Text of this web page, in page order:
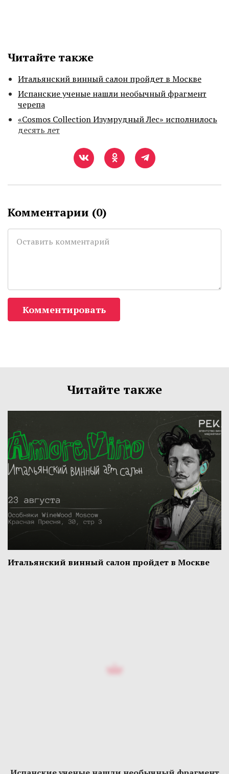
Читайте также
Итальянский винный салон пройдет в Москве
Испанские ученые нашли необычный фрагмент
черепа
«Cosmos Collection Изумрудный Лес» исполнилось
десять лет
Комментарии (0)
Комментировать
Читайте также
Итальянский винный салон пройдет в Москве